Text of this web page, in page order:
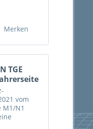
3,
Merken
TGE
vom
M1/N1